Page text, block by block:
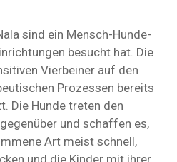
sind ein Mensch-Hunde-
besucht hat. Die
Vierbeiner auf den
Prozessen bereits
Die Hunde treten den
und schaffen es,
Art meist schnell,
und die Kinder mit ihrer